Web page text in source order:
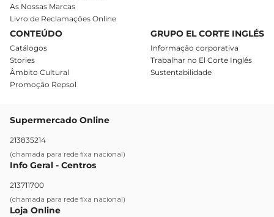
As Nossas Marcas
Livro de Reclamações Online
CONTEÚDO
Catálogos
Stories
Âmbito Cultural
Promoção Repsol
GRUPO EL CORTE INGLÉS
Informação corporativa
Trabalhar no El Corte Inglês
Sustentabilidade
Supermercado Online
213835214
(chamada para rede fixa nacional)
Info Geral - Centros
213711700
(chamada para rede fixa nacional)
Loja Online